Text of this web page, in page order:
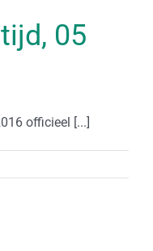
05
officieel [...]